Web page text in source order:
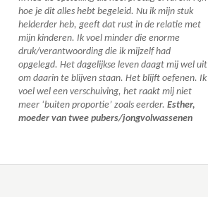
hoe je dit alles hebt begeleid. Nu ik mijn stuk
helderder heb, geeft dat rust in de relatie met
mijn kinderen. Ik voel minder die enorme
druk/verantwoording die ik mijzelf had
opgelegd. Het dagelijkse leven daagt mij wel uit
om daarin te blijven staan. Het blijft oefenen. Ik
voel wel een verschuiving, het raakt mij niet
meer ‘buiten proportie’ zoals eerder. Esther,
moeder van twee pubers/jongvolwassenen